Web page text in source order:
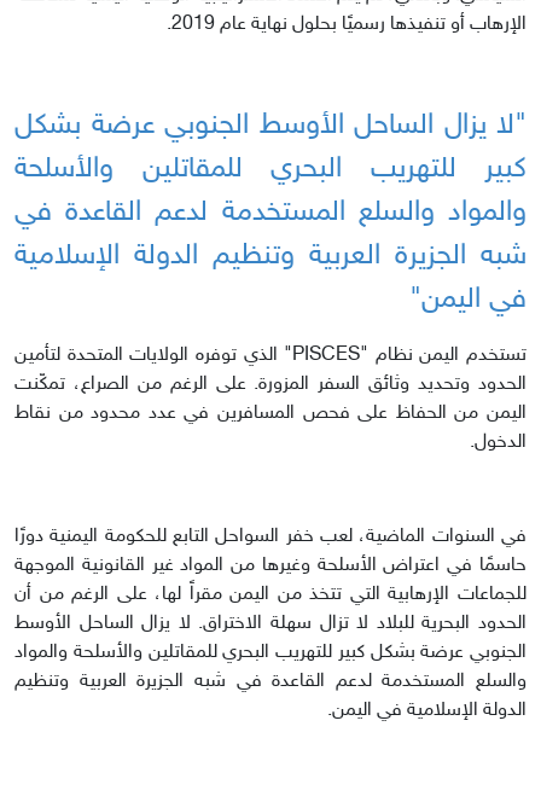
الإرهاب أو تنفيذها رسميًا بحلول نهاية عام 2019.
"لا يزال الساحل الأوسط الجنوبي عرضة بشكل
كبير للتهريب البحري للمقاتلين والأسلحة
والمواد والسلع المستخدمة لدعم القاعدة في
شبه الجزيرة العربية وتنظيم الدولة الإسلامية
في اليمن"
تستخدم اليمن نظام "PISCES" الذي توفره الولايات المتحدة لتأمين
الحدود وتحديد وثائق السفر المزورة. على الرغم من الصراع، تمكّنت
اليمن من الحفاظ على فحص المسافرين في عدد محدود من نقاط
الدخول.
في السنوات الماضية، لعب خفر السواحل التابع للحكومة اليمنية دورًا
حاسمًا في اعتراض الأسلحة وغيرها من المواد غير القانونية الموجهة
للجماعات الإرهابية التي تتخذ من اليمن مقراً لها، على الرغم من أن
الحدود البحرية للبلاد لا تزال سهلة الاختراق. لا يزال الساحل الأوسط
الجنوبي عرضة بشكل كبير للتهريب البحري للمقاتلين والأسلحة والمواد
والسلع المستخدمة لدعم القاعدة في شبه الجزيرة العربية وتنظيم
الدولة الإسلامية في اليمن.